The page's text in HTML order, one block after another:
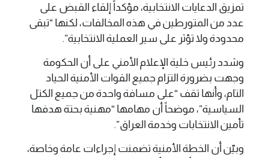
تمزيق الدعايات الانتخابية، مؤكداً إلقاء القبض على
عدد من المتورطين في هذه المخالفات، لكنها “تبقى
محدودة ولا تؤثر على سير العملية الانتخابية”.
وشدد رئيس خلية الإعلام الأمني على أن الحكومة
وجهت بضرورة التزام جميع القوات الأمنية الحياد
التام، وأنها تقف “على مسافة واحدة من جميع الكتل
السياسية”، موضحاً أن مهامها “مهنية بحتة هدفها
تأمين الانتخابات وخدمة العراق”.
وبيّن أن الخطة الأمنية تضمنت إجراءات عامة وخاصة،